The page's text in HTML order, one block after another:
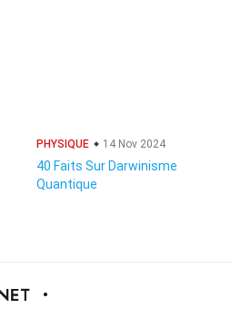
PHYSIQUE 14 Nov 2024
40 Faits Sur Darwinisme
Quantique